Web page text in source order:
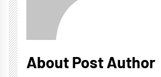
About Post Author